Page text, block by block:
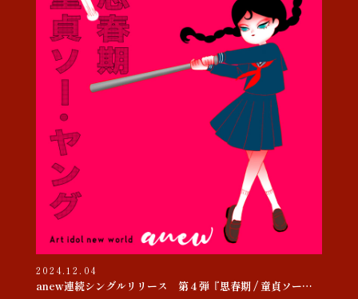
2024.12.04
anew連続シングルリリース 第４弾『思春期 / 童貞ソー・ヤング』